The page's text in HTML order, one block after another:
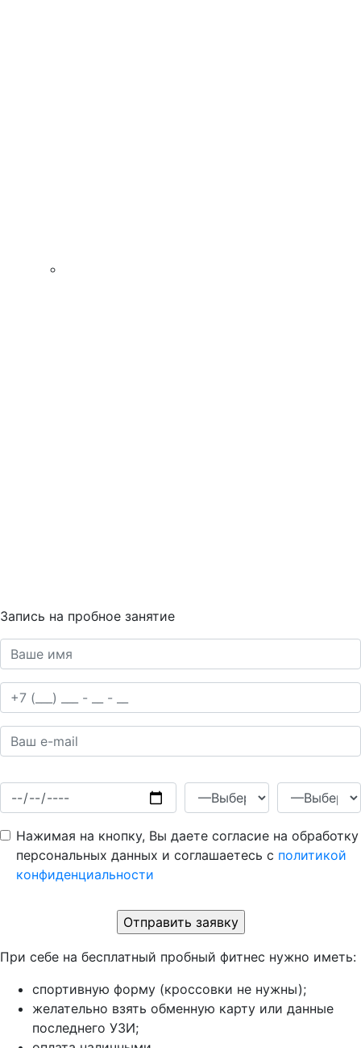
Запись на пробное занятие
Нажимая на кнопку, Вы даете согласие на обработку
персональных данных и соглашаетесь c политикой
конфиденциальности
При себе на бесплатный пробный фитнес нужно иметь:
спортивную форму (кроссовки не нужны);
желательно взять обменную карту или данные
последнего УЗИ;